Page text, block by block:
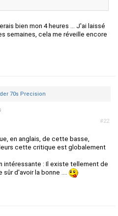
bien mon 4 heures ... J'ai laissé
semaines, cela me réveille encore
70s Precision
#22
en anglais, de cette basse,
cette critique est globalement
intéressante : Il existe tellement de
d'avoir la bonne ....